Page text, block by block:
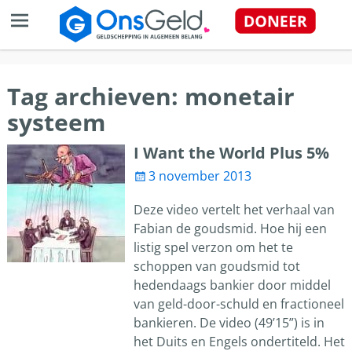
Tag archieven: monetair
systeem
I Want the World Plus 5%
3 november 2013
Deze video vertelt het verhaal van
Fabian de goudsmid. Hoe hij een
listig spel verzon om het te
schoppen van goudsmid tot
hedendaags bankier door middel
van geld-door-schuld en fractioneel
bankieren. De video (49’15”) is in
het Duits en Engels ondertiteld. Het